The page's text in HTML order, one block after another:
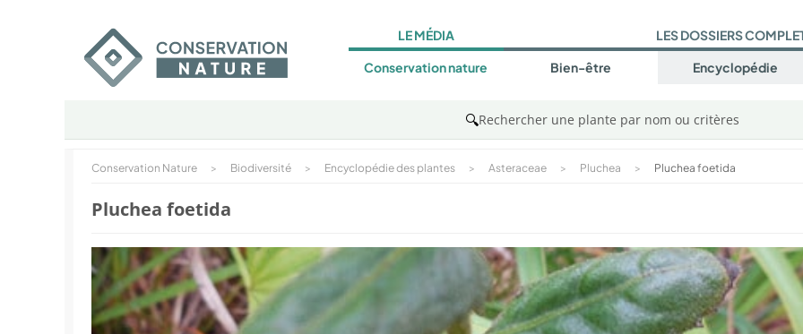
LE MÉDIA
Conservation nature
LES DOSSIERS
Bien-être Encyclopédie
🔍Rechercher une plante par nom ou critères
Conservation Nature > Biodiversité > Encyclopédie des plantes > Asteraceae > Pluchea > Pluchea foetida
Pluchea foetida